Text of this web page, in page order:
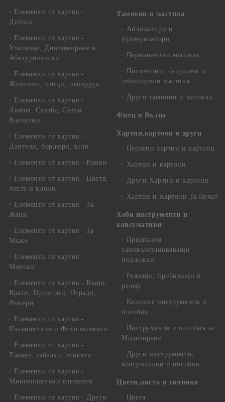
Елементи от хартия -
Детски
Елементи от хартия -
Училище, Дипломиране и
Абитуриентски
Елементи от хартия -
Животни, птици, пеперуди
Елементи от хартия -
Любов, Сватба, Свети
Валентин
Елементи от хартия -
Дантели, бордюри, ъгли
Елементи от хартия - Рамки
Елементи от хартия - Цветя,
листа и клони
Елементи от хартия - За
Жени
Елементи от хартия - За
Мъже
Елементи от хартия -
Морски
Елементи от хартия - Къщи,
Врати, Прозорци, Огради,
Фенери
Елементи от хартия -
Пътешествия и Фото моменти
Елементи то хартия -
Такове, табелки, етикети
Елементи от хартия -
Многопластови елементи
Елементи от хартия - Други
Тампони и мастила
Апликатори и
пулверизатори
Перманентни мастила
Пигментни, багрилни и
тебеширени мастила
Други тампони и мастила
Филц и Вълна
Хартии,картони и други
Перлени хартии и картони
Хартии и картони
Други Хартии и картони
Хартии и Картони За Печат
Хоби инструменти и
консумативи
Предпазни
самовъзстановяващи
подложки
Режещи, пробиващи и
релеф
Квилинг инструменти и
пособия
Инструменти и пособия за
Моделиране
Други инструменти,
консумативи и пособия
Цветя,листа и тичинки
Цветя